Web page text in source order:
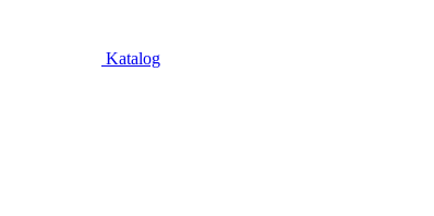
Katalog